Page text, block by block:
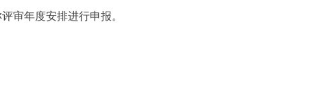
审年度安排进行申报。